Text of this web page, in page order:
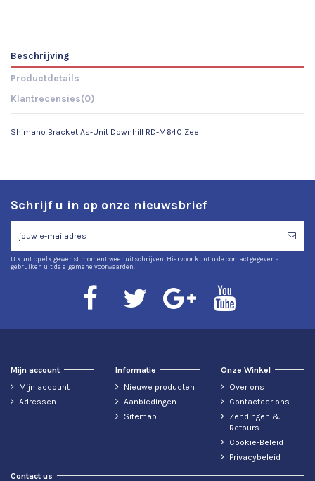
Beschrijving
Productdetails
Klantrecensies(0)
Shimano Bracket As-Unit Downhill RD-M640 Zee
Schrijf u in op onze nieuwsbrief
U kunt op elk gewenst moment weer uitschrijven. Hiervoor kunt u de contactgegevens
gebruiken uit de algemene voorwaarden.
Mijn account
Mijn account
Adressen
Informatie
Nieuwe producten
Aanbiedingen
Sitemap
Onze Winkel
Over ons
Contacteer ons
Zendingen &
Retours
Cookie-Beleid
Privacybeleid
Contact us